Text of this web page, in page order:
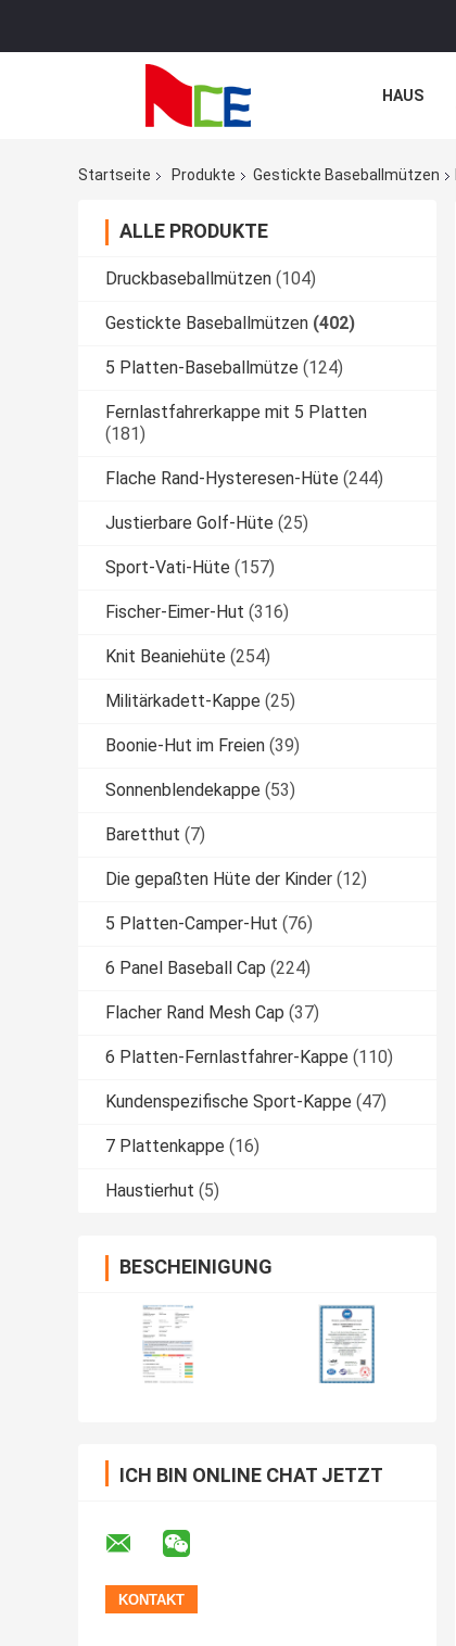
HAUS
Startseite
Produkte Gestickte Baseballmützen
ALLE PRODUKTE
Druckbaseballmützen (104)
Gestickte Baseballmützen (402)
5 Platten-Baseballmütze (124)
Fernlastfahrerkappe mit 5 Platten
(181)
Flache Rand-Hysteresen-Hüte (244)
Justierbare Golf-Hüte (25)
Sport-Vati-Hüte (157)
Fischer-Eimer-Hut (316)
Knit Beaniehüte (254)
Militärkadett-Kappe (25)
Boonie-Hut im Freien (39)
Sonnenblendekappe (53)
Baretthut (7)
Die gepaßten Hüte der Kinder (12)
5 Platten-Camper-Hut (76)
6 Panel Baseball Cap (224)
Flacher Rand Mesh Cap (37)
6 Platten-Fernlastfahrer-Kappe (110)
Kundenspezifische Sport-Kappe (47)
7 Plattenkappe (16)
Haustierhut (5)
BESCHEINIGUNG
ICH BIN ONLINE CHAT JETZT